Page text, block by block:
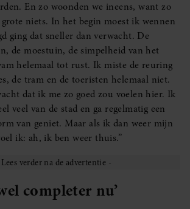
En zo woonden we ineens, want zo
niets. In het begin moest ik wennen
ging dat sneller dan verwacht. De
de moestuin, de simpelheid van het
helemaal tot rust. Ik miste de reuring
de tram en de toeristen helemaal niet.
dat ik me zo goed zou voelen hier. Ik
veel van de stad en ga regelmatig een
van geniet. Maar als ik dan weer mijn
ik: ah, ik ben weer thuis.”
completer nu’